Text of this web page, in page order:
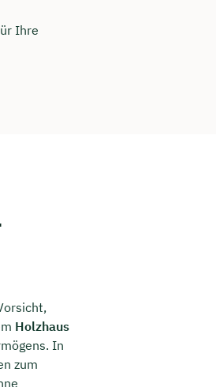
Ihre
Holzhaus
In
zum